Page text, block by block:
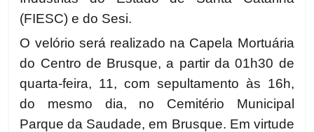
(FIESC) e do Sesi.
O velório será realizado na Capela Mortuária
do Centro de Brusque, a partir da 01h30 de
quarta-feira, 11, com sepultamento às 16h,
do mesmo dia, no Cemitério Municipal
Parque da Saudade, em Brusque. Em virtude